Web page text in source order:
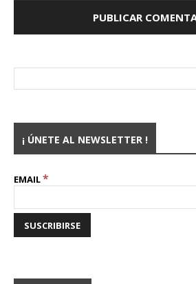
¡ ÚNETE AL NEWSLETTER !
EMAIL*